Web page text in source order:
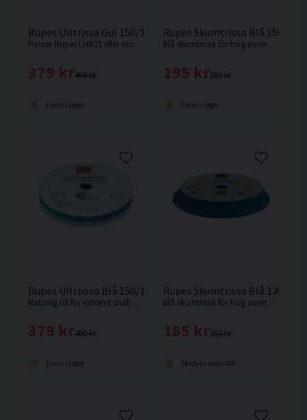
Rupes Ulltrissa Gul 150/170mm
Passar Rupes LHR21 eller motsvarande med 150mm fästplatta.
400 kr
379 kr
Finns i lager
Rupes Skumtrissa Blå 150/
Blå skumtrissa för hög avverkning av repor och bra finish. Passar Rupes LHR21 eller motsvarande med 150mm fästplatta.
215 kr
195 kr
Finns i lager
Rupes Ulltrissa Blå 150/170mm
Naturlig ull för extremt snabb avverkning av defekter med bra glans. Passar Rupes LHR21 eller motsvarande med 150mm fästplatta.
400 kr
379 kr
Finns i lager
Rupes Skumtrissa Blå 130/
Blå skumtrissa för hög avverkning av repor och bra finish. Passar Rupes LHR15 eller motsvarande med 130mm fästplatta.
210 kr
185 kr
Skickas inom 24h